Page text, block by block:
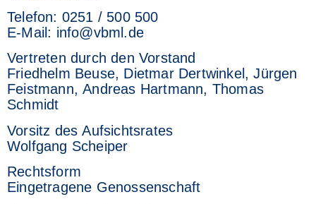
Telefon: 0251 / 500 500
E-Mail: info@vbml.de
Vertreten durch den Vorstand
Friedhelm Beuse, Dietmar Dertwinkel, Jürgen
Feistmann, Andreas Hartmann, Thomas
Schmidt
Vorsitz des Aufsichtsrates
Wolfgang Scheiper
Rechtsform
Eingetragene Genossenschaft